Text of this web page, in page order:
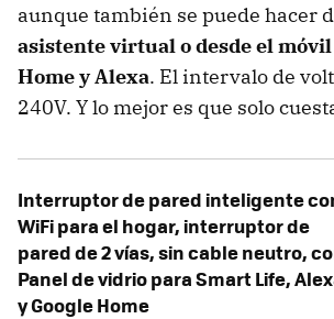
aunque también se puede hacer
asistente virtual o desde el móvil
Home y Alexa. El intervalo de
240V. Y lo mejor es que solo
Interruptor de pared inteligente
WiFi para el hogar, interruptor de
pared de 2 vías, sin cable neutro,
Panel de vidrio para Smart Life,
y Google Home